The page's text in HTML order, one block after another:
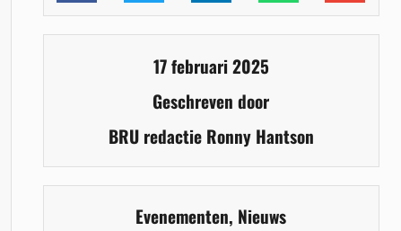
17 februari 2025
Geschreven door
BRU redactie Ronny Hantson
Evenementen, Nieuws